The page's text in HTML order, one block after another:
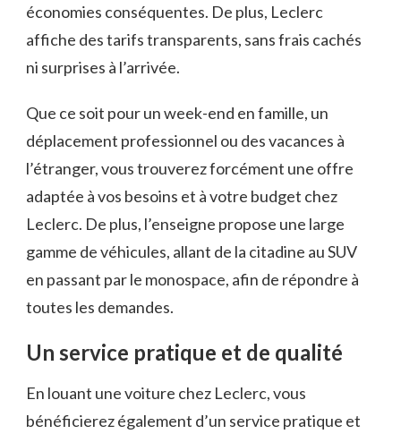
économies conséquentes. De plus, Leclerc
affiche des tarifs transparents, sans frais cachés
ni surprises à l’arrivée.
Que ce soit pour un week-end en famille, un
déplacement professionnel ou des vacances à
l’étranger, vous trouverez forcément une offre
adaptée à vos besoins et à votre budget chez
Leclerc. De plus, l’enseigne propose une large
gamme de véhicules, allant de la citadine au SUV
en passant par le monospace, afin de répondre à
toutes les demandes.
Un service pratique et de qualité
En louant une voiture chez Leclerc, vous
bénéficierez également d’un service pratique et